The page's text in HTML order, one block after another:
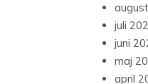
juli
juni
maj
april